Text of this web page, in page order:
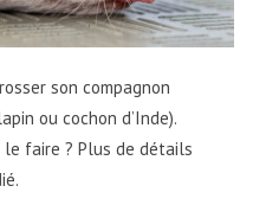
son compagnon
ou cochon d’Inde).
le faire ? Plus de détails